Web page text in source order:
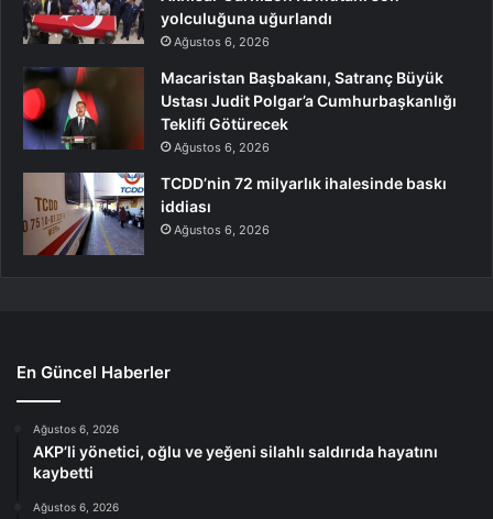
yolculuğuna uğurlandı
Ağustos 6, 2026
Macaristan Başbakanı, Satranç Büyük
Ustası Judit Polgar’a Cumhurbaşkanlığı
Teklifi Götürecek
Ağustos 6, 2026
TCDD’nin 72 milyarlık ihalesinde baskı
iddiası
Ağustos 6, 2026
En Güncel Haberler
Ağustos 6, 2026
AKP’li yönetici, oğlu ve yeğeni silahlı saldırıda hayatını
kaybetti
Ağustos 6, 2026